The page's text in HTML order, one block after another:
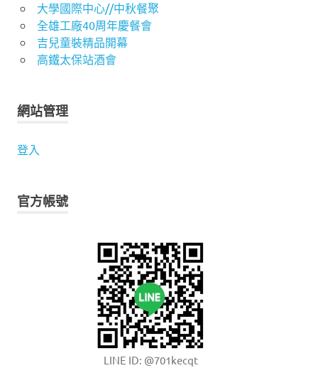
大學國際中心//中秋餐聚
全雄工廠40周年慶餐會
吉兒童裝精品開幕
高鐵太保站酒會
網站管理
登入
官方帳號
LINE ID: @701kecqt